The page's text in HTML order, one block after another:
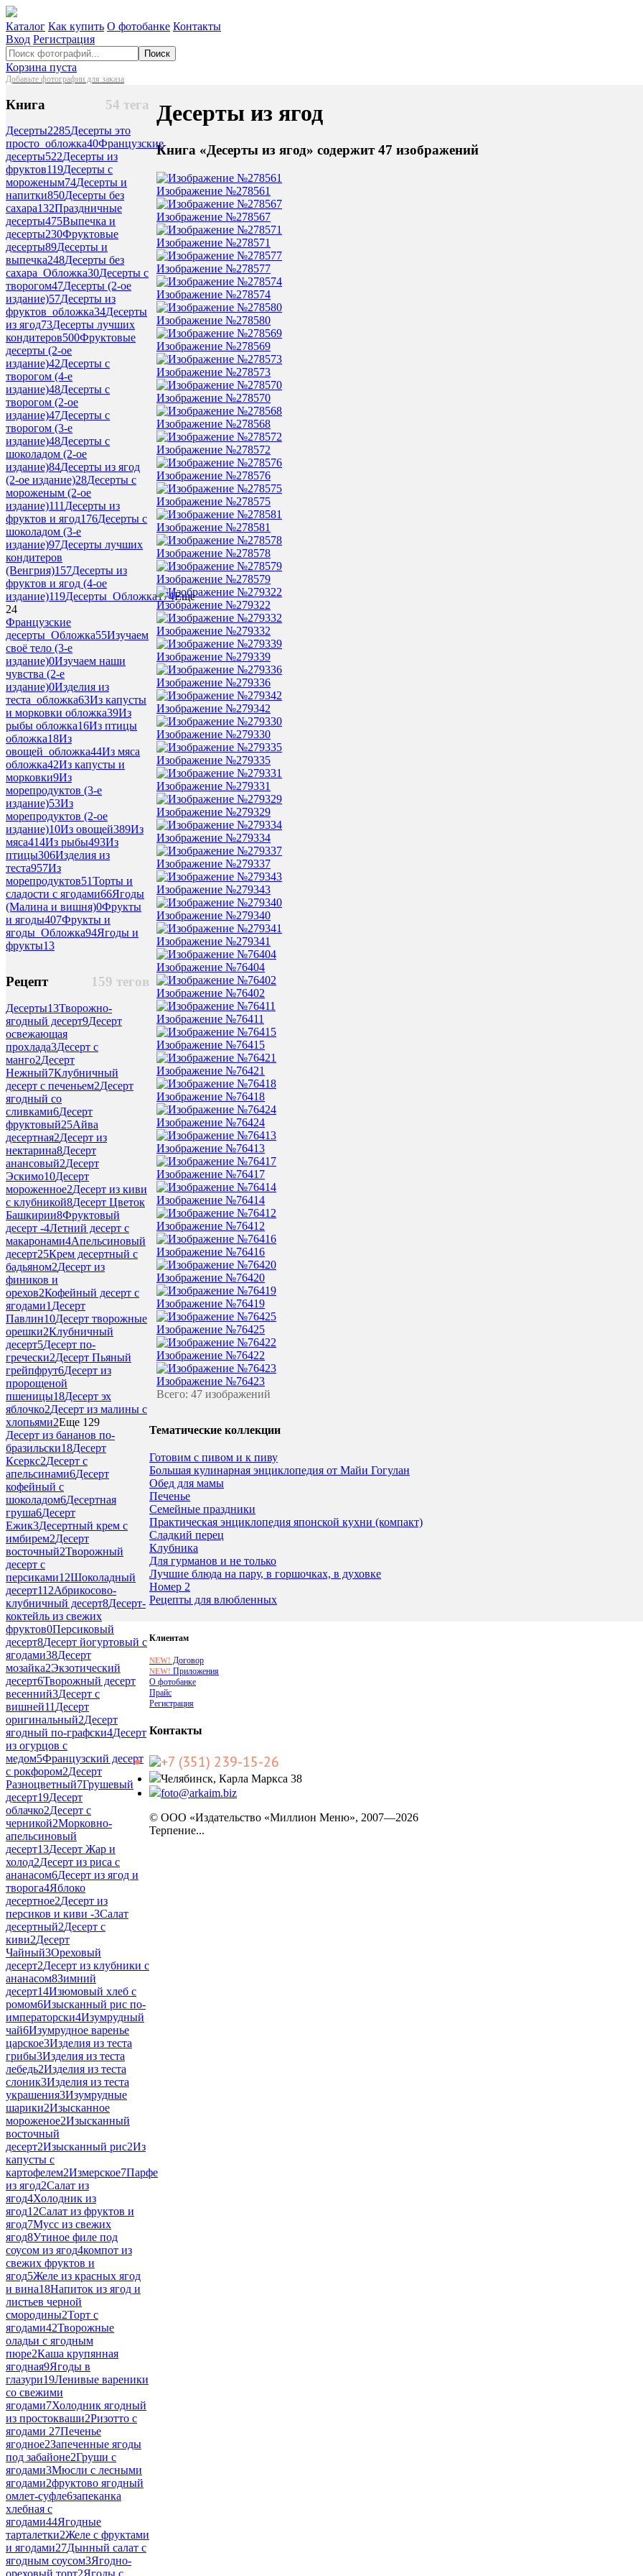
Каталог Как купить О фотобанке Контакты
Вход Регистрация
Поиск
Корзина пуста
Добавьте фотографии для заказа
54 тега
Книга
Десерты2285Десерты это
просто_обложка40Французские
десерты522Десерты из
фруктов119Десерты с
мороженым74Десерты и
напитки850Десерты без
сахара132Праздничные
десерты475Выпечка и
десерты230Фруктовые
десерты89Десерты и
выпечка248Десерты без
сахара_Обложка30Десерты с
творогом47Десерты (2-ое
издание)57Десерты из
фруктов_обложка34Десерты
из ягод73Десерты лучших
кондитеров500Фруктовые
десерты (2-ое
издание)42Десерты с
творогом (4-е
издание)48Десерты с
творогом (2-ое
издание)47Десерты с
творогом (3-е
издание)48Десерты с
шоколадом (2-ое
издание)84Десерты из ягод
(2-ое издание)28Десерты с
мороженым (2-ое
издание)111Десерты из
фруктов и ягод176Десерты с
шоколадом (3-е
издание)97Десерты лучших
кондитеров
(Венгрия)157Десерты из
фруктов и ягод (4-ое
издание)119Десерты_Обложка174Еще
24
Французские
десерты_Обложка55Изучаем
своё тело (3-е
издание)0Изучаем наши
чувства (2-е
издание)0Изделия из
теста_обложка63Из капусты
и морковки обложка39Из
рыбы обложка16Из птицы
обложка18Из
овощей_обложка44Из мяса
обложка42Из капусты и
морковки9Из
морепродуктов (3-е
издание)53Из
морепродуктов (2-ое
издание)10Из овощей389Из
мяса414Из рыбы493Из
птицы306Изделия из
теста957Из
морепродуктов51Торты и
сладости с ягодами66Ягоды
(Малина и вишня)0Фрукты
и ягоды407Фрукты и
ягоды_Обложка94Ягоды и
фрукты13
159 тегов
Рецепт
Десерты13Творожно-
ягодный десерт9Десерт
освежающая
прохлада3Десерт с
манго2Десерт
Нежный7Клубничный
десерт с печеньем2Десерт
ягодный со
сливками6Десерт
фруктовый25Айва
десертная2Десерт из
нектарина8Десерт
анансовый2Десерт
Эскимо10Десерт
мороженное2Десерт из киви
с клубникой8Десерт Цветок
Башкирии8Фруктовый
десерт -4Летний десерт с
макаронами4Апельсиновый
десерт25Крем десертный с
бадьяном2Десерт из
фиников и
орехов2Кофейный десерт с
ягодами1 Десерт
Павлин10Десерт творожные
орешки2Клубничный
десерт5Десерт по-
гречески2Десерт Пьяный
грейпфрут6Десерт из
пророщеной
пшеницы18Десерт эх
яблочко2Десерт из малины с
хлопьями2Еще 129
Десерт из бананов по-
бразильски18Десерт
Ксеркс2Десерт с
апельсинами6Десерт
кофейный с
шоколадом6Десертная
груша6Десерт
Ежик3Десертный крем с
имбирем2Десерт
восточный2Творожный
десерт с
персиками12Шоколадный
десерт112Абрикосово-
клубничный десерт8Десерт-
коктейль из свежих
фруктов0Персиковый
десерт8Десерт йогуртовый с
ягодами38Десерт
мозайка2Экзотический
десерт6Творожный десерт
весенний3Десерт с
вишней11 Десерт
оригинальный2Десерт
ягодный по-графски4Десерт
из огурцов с
медом5Французский десерт
с рокфором2Десерт
Разноцветный7Грушевый
десерт19Десерт
облачко2Десерт с
черникой2Морковно-
апельсиновый
десерт13Десерт Жар и
холод2Десерт из риса с
ананасом6Десерт из ягод и
творога4Яблоко
десертное2Десерт из
персиков и киви -3Салат
десертный2Десерт с
киви2Десерт
Чайный3Ореховый
десерт2Десерт из клубники с
ананасом8Зимний
десерт14Изюмовый хлеб с
ромом6Изысканный рис по-
императорски4Изумрудный
чай6Изумрудное варенье
царское3Изделия из теста
грибы3Изделия из теста
лебедь2Изделия из теста
слоник3Изделия из теста
украшения3Изумрудные
шарики2Изысканное
мороженое2Изысканный
восточный
десерт2Изысканный рис2Из
капусты с
картофелем2Измерское7Парфе
из ягод2Салат из
ягод4Холодник из
ягод12Салат из фруктов и
ягод7Мусс из свежих
ягод8Утиное филе под
соусом из ягод4компот из
свежих фруктов и
ягод5Желе из красных ягод
и вина18Напиток из ягод и
листьев черной
смородины2Торт с
ягодами42Творожные
оладьи с ягодным
пюре2Каша крупянная
ягодная9Ягоды в
глазури19Ленивые вареники
со свежими
ягодами7Холодник ягодный
из простокваши2Ризотто с
ягодами 27Печенье
ягодное2Запеченные ягоды
под забайоне2Груши с
ягодами3Мюсли с лесными
ягодами2фруктово ягодный
омлет-суфле6запеканка
хлебная с
ягодами44Ягодные
тарталетки2Желе с фруктами
и ягодами27Дынный салат с
ягодным соусом3Ягодно-
Десерты из ягод
Книга «Десерты из ягод» содержит 47 изображений
Изображение №278561
Изображение №278567
Изображение №278571
Изображение №278577
Изображение №278574
Изображение №278580
Изображение №278569
Изображение №278573
Изображение №278570
Изображение №278568
Изображение №278572
Изображение №278576
Изображение №278575
Изображение №278581
Изображение №278578
Изображение №278579
Изображение №279322
Изображение №279332
Изображение №279339
Изображение №279336
Изображение №279342
Изображение №279330
Изображение №279335
Изображение №279331
Изображение №279329
Изображение №279334
Изображение №279337
Изображение №279343
Изображение №279340
Изображение №279341
Изображение №76404
Изображение №76402
Изображение №76411
Изображение №76415
Изображение №76421
Изображение №76418
Изображение №76424
Изображение №76413
Изображение №76417
Изображение №76414
Изображение №76412
Изображение №76416
Изображение №76420
Изображение №76419
Изображение №76425
Изображение №76422
Изображение №76423
Всего: 47 изображений
Тематические коллекции
Готовим с пивом и к пиву
Большая кулинарная энциклопедия от Майи Гогулан
Обед для мамы
Печенье
Семейные праздники
Практическая энциклопедия японской кухни (компакт)
Сладкий перец
Клубника
Для гурманов и не только
Лучшие блюда на пару, в горшочках, в духовке
Номер 2
Рецепты для влюбленных
Клиентам
NEW! Договор
NEW! Приложения
О фотобанке
Прайс
Регистрация
Контакты
+7 (351) 239-15-26
Челябинск, Карла Маркса 38
foto@arkaim.biz
© ООО «Издательство «Миллион Меню», 2007—2026
Терпение...